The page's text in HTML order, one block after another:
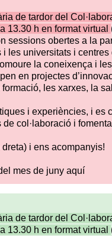
de tardor del
13.30 h en format virtual
sessions obertes a la
les universitats i centres
la coneixença i
en projectes
les xarxes, la
i experiències, i es
col·laboració i
i ens acompanyis!
mes de juny aquí
de tardor del
13.30 h en format virtual